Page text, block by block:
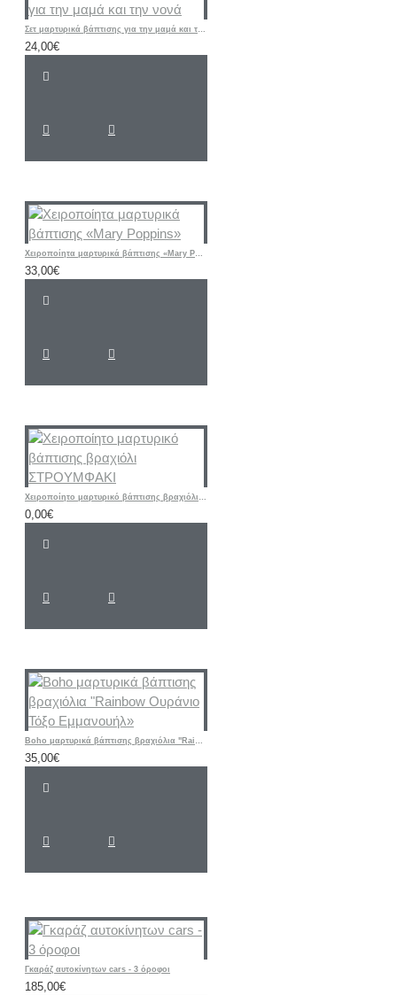
Σετ μαρτυρικά βάπτισης για την μαμά και την νονά
24,00€
Χειροποίητα μαρτυρικά βάπτισης «Mary Poppins»
33,00€
Χειροποίητο μαρτυρικό βάπτισης βραχιόλι ΣΤΡΟΥΜΦΑΚΙ
0,00€
Boho μαρτυρικά βάπτισης βραχιόλια "Rainbow Ουράνιο Τόξο Εμμανουήλ»
35,00€
Γκαράζ αυτοκίνητων cars - 3 όροφοι
185,00€